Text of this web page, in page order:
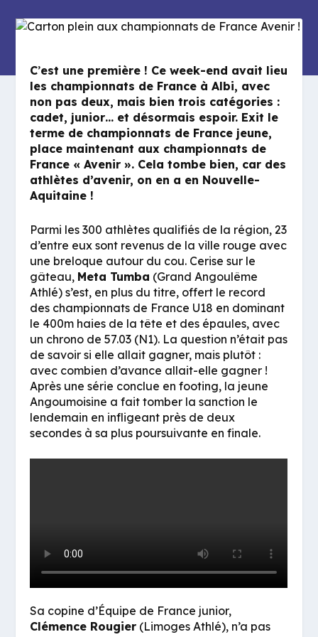
C’est une première ! Ce week-end avait lieu
les championnats de France à Albi, avec
non pas deux, mais bien trois catégories :
cadet, junior… et désormais espoir. Exit le
terme de championnats de France jeune,
place maintenant aux championnats de
France « Avenir ». Cela tombe bien, car des
athlètes d’avenir, on en a en Nouvelle-
Aquitaine !
Parmi les 300 athlètes qualifiés de la région, 23
d’entre eux sont revenus de la ville rouge avec
une breloque autour du cou. Cerise sur le
gâteau, Meta Tumba (Grand Angoulême
Athlé) s’est, en plus du titre, offert le record
des championnats de France U18 en dominant
le 400m haies de la tête et des épaules, avec
un chrono de 57.03 (N1). La question n’était pas
de savoir si elle allait gagner, mais plutôt :
avec combien d’avance allait-elle gagner !
Après une série conclue en footing, la jeune
Angoumoisine a fait tomber la sanction le
lendemain en infligeant près de deux
secondes à sa plus poursuivante en finale.
Sa copine d’Équipe de France junior,
Clémence Rougier (Limoges Athlé), n’a pas